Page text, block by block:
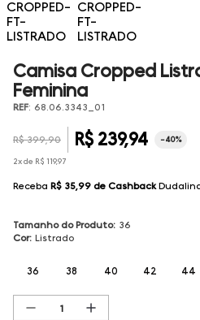
Camisa Cropped
Feminina
REF: 68.06.3343_01
R$ 399,90 R$ 239,94 -40%
2x de R$ 119,97
Receba R$ 35,99 de Cashback
Tamanho do Produto: 36
Cor: Listrado
36 38 40 42 44